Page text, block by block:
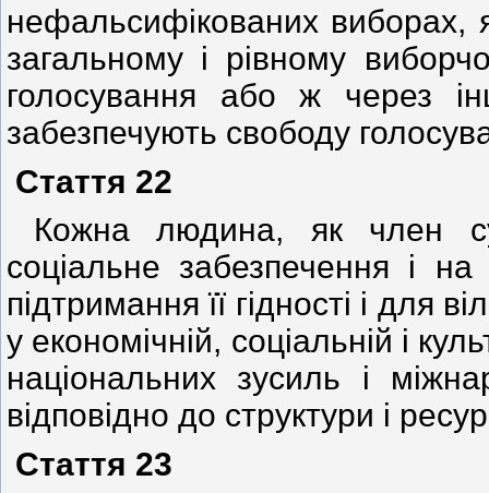
нефальсифікованих виборах,
загальному і рівному
голосування або ж через
забезпечують свободу
Стаття 22
Кожна людина, як член
соціальне забезпечення і
підтримання її гідності і для
у економічній, соціальній і
національних зусиль і
відповідно до структури і
Стаття 23